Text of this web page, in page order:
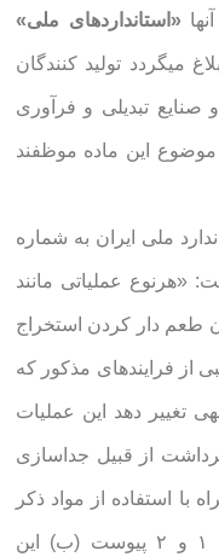
«استانداردهای ملی»
میگردد تولید کنندگان
تبدیلی و فرآوری
این ماده موظفند
ملی ایران به شماره
«هرنوع عملیاتی مانند
طعم دار کردن استخراج
از فرایندهای مذکور که
تغییر دهد این عملیات
از قبیل جداسازی
با استفاده از مواد ذکر
شده در بند این استاندارد و جدولهای ۱ و ۲ پیوست (ب) این